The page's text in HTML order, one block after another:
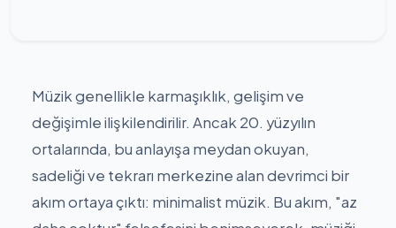
Müzik genellikle karmaşıklık, gelişim ve
değişimle ilişkilendirilir. Ancak 20. yüzyılın
ortalarında, bu anlayışa meydan okuyan,
sadeliği ve tekrarı merkezine alan devrimci bir
akım ortaya çıktı: minimalist müzik. Bu akım, "az